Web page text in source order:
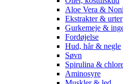
Aloe Vera & Noni
Ekstrakter & urter
Gurkemeje &
Fordøjelse
Hud, hår & negle
Søvn
Spirulina &
Aminosyre